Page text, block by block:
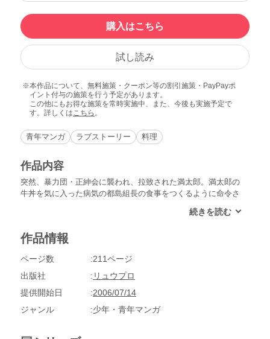
購入はこちら
試し読み
本作品について、無料施策・クーポン等の割引施策・PayPayポ
イント付与の施策を行う予定があります。
この他にもお得な施策を常時実施中、また、今後も実施予定で
す。詳しくは こちら 。
青年マンガ ラブストーリー 料理
作品内容
突然、暴力団・正紳会に襲われ、拉致された満太郎。満太郎の
牛丼を気に入った病気の都島組長の食事をつくるように命令さ
される満太郎だったが、糖尿病の組長に毎日肉料理をつくるこ
作品情報
ページ数
211ページ
出版社
リュウプロ
提供開始日
2006/07/14
ジャンル
少年・青年マンガ